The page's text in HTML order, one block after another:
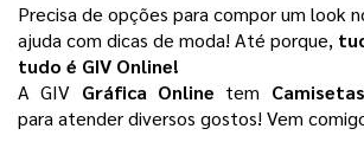
Precisa de opções para compor um look
ajuda com dicas de moda! Até porque,
tudo é GIV Online!
A GIV Gráfica Online tem
para atender diversos gostos! Vem